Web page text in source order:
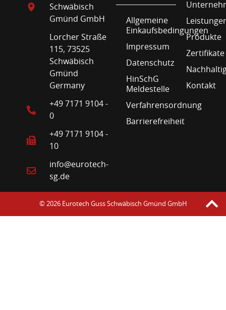
Schwäbisch
Gmünd GmbH
Lorcher Straße
115, 73525
Schwäbisch
Gmünd
Germany
+49 7171 9104 -
0
+49 7171 9104 -
10
info@eurotech-
sg.de
Allgemeine
Einkaufsbedingungen
Impressum
Datenschutz
HinSchG
Meldestelle
Verfahrensordnung
Barrierefreiheit
Produkte
Zertifikate
Kontakt
© 2026 Eurotech Guss Schwäbisch Gmünd GmbH